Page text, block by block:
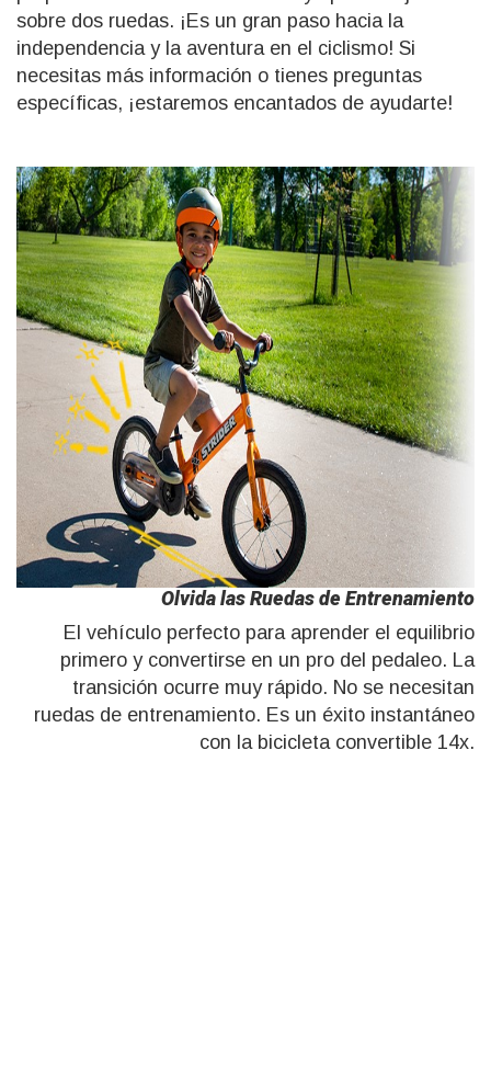
sobre dos ruedas. ¡Es un gran paso hacia la
independencia y la aventura en el ciclismo! Si
necesitas más información o tienes preguntas
específicas, ¡estaremos encantados de ayudarte!
Olvida las Ruedas de Entrenamiento
El vehículo perfecto para aprender el equilibrio
primero y convertirse en un pro del pedaleo. La
transición ocurre muy rápido. No se necesitan
ruedas de entrenamiento. Es un éxito instantáneo
con la bicicleta convertible 14x.